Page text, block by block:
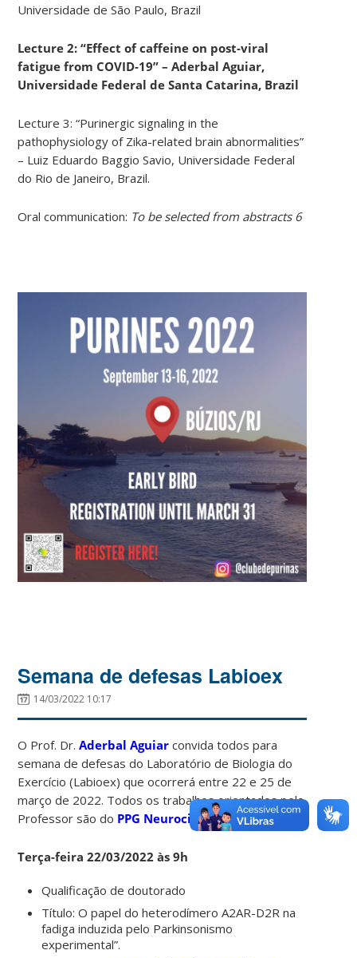
Universidade de São Paulo, Brazil
Lecture 2: “Effect of caffeine on post-viral
fatigue from COVID-19” – Aderbal Aguiar,
Universidade Federal de Santa Catarina, Brazil
Lecture 3: “Purinergic signaling in the
pathophysiology of Zika-related brain abnormalities”
– Luiz Eduardo Baggio Savio, Universidade Federal
do Rio de Janeiro, Brazil.
Oral communication: To be selected from abstracts 6
Semana de defesas Labioex
14/03/2022 10:17
O Prof. Dr.Aderbal Aguiar convida todos para
semana de defesas do Laboratório de Biologia do
Exercício (Labioex) que ocorrerá entre 22 e 25 de
março de 2022. Todos os trabalhos orientados pelo
Professor são do PPG Neurociências(CAPES 5).
Terça-feira 22/03/2022 às 9h
Qualificação de doutorado
Título: O papel do heterodímero A2AR-D2R na
fadiga induzida pelo Parkinsonismo
experimental”.